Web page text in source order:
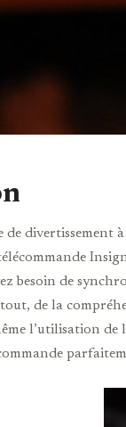
divertissement
besoin de
de la
l’utilisation